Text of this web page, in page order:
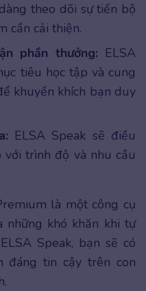
theo dõi sự tiến bộ
cần cải thiện.
phần thưởng: ELSA
tiêu học tập và cung
khuyến khích bạn duy
ELSA Speak sẽ điều
với trình độ và nhu cầu
là một công cụ
những khó khăn khi tự
Speak, bạn sẽ có
đáng tin cậy trên con